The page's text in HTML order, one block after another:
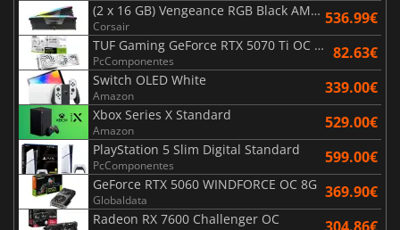
(2 x 16 GB) Vengeance RGB Black AMD Expo 6000 MHz - CAS 30
Corsair 536.99€
TUF Gaming GeForce RTX 5070 Ti OC White Edition 16GB
PcComponentes 82.63€
Switch OLED White
Amazon 339.00€
Xbox Series X Standard
Amazon 529.00€
PlayStation 5 Slim Digital Standard
PcComponentes 599.00€
GeForce RTX 5060 WINDFORCE OC 8G
Globaldata 369.90€
Radeon RX 7600 Challenger OC